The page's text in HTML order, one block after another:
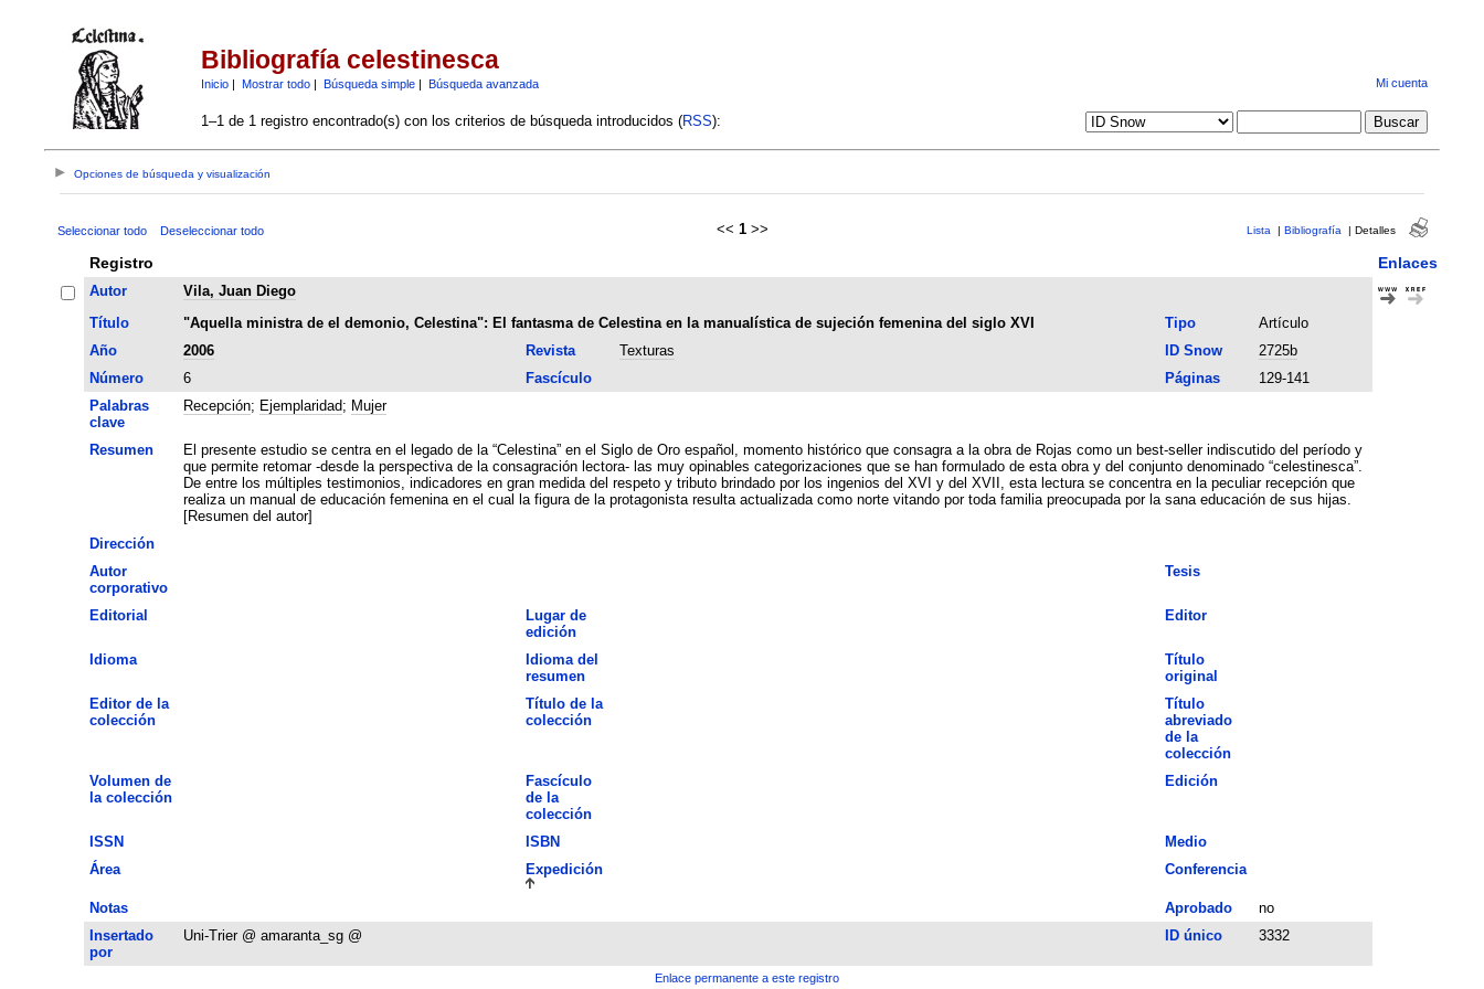
Bibliografía celestinesca
Inicio| Mostrar todo| Búsqueda simple| Búsqueda avanzada Mi cuenta
1–1 de 1 registro encontrado(s) con los criterios de búsqueda introducidos (RSS):
Opciones de búsqueda y visualización
Seleccionar todo Deseleccionar todo << 1 >> Lista | Bibliografía | Detalles
Registro Enlaces
Autor
Vila, Juan Diego
Título
"Aquella ministra de el demonio, Celestina": El fantasma de Celestina en la manualística de sujeción femenina del siglo XVI Tipo
Artículo
Año
2006 Revista Texturas ID Snow
2725b
Número
6 Fascículo Páginas
129-141
Palabras
clave
Recepción; Ejemplaridad; Mujer
Resumen
El presente estudio se centra en el legado de la “Celestina” en el Siglo de Oro español, momento histórico que consagra a la obra de Rojas como un best-seller indiscutido del período y
que permite retomar -desde la perspectiva de la consagración lectora- las muy opinables categorizaciones que se han formulado de esta obra y del conjunto denominado “celestinesca”.
De entre los múltiples testimonios, indicadores en gran medida del respeto y tributo brindado por los ingenios del XVI y del XVII, esta lectura se concentra en la peculiar recepción que
realiza un manual de educación femenina en el cual la figura de la protagonista resulta actualizada como norte vitando por toda familia preocupada por la sana educación de sus hijas.
[Resumen del autor]
Dirección
Autor
corporativo
Tesis
Editorial
Lugar de
edición
Editor
Idioma
Idioma del
resumen
Título
original
Editor de la
colección
Título de la
colección
Título
abreviado
de la
colección
Volumen de
la colección
Fascículo
de la
colección
Edición
ISSN ISBN
Medio
Área
Expedición Conferencia
Notas Aprobado
no
Insertado
por
Uni-Trier @ amaranta_sg @ ID único 3332
Enlace permanente a este registro